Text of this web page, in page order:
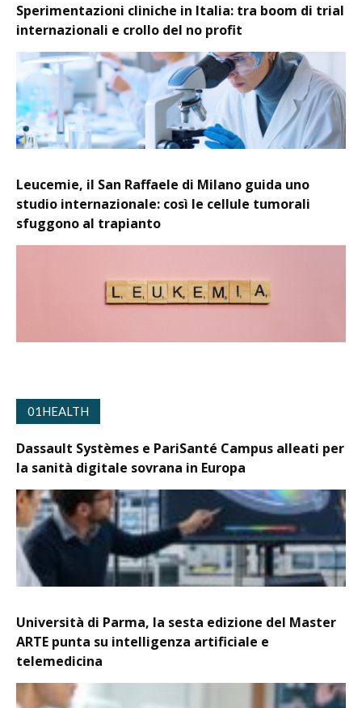
Sperimentazioni cliniche in Italia: tra boom di trial
internazionali e crollo del no profit
Leucemie, il San Raffaele di Milano guida uno
studio internazionale: così le cellule tumorali
sfuggono al trapianto
01HEALTH
Dassault Systèmes e PariSanté Campus alleati per
la sanità digitale sovrana in Europa
Università di Parma, la sesta edizione del Master
ARTE punta su intelligenza artificiale e
telemedicina